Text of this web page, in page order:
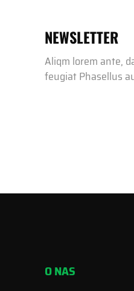
NEWSLETTER
Aliqm lorem ante,
feugiat Phasellus
O NAS